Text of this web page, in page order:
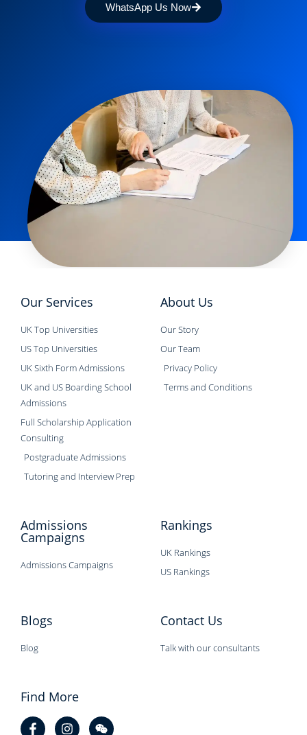
WhatsApp Us Now
Our Services
UK Top Universities
US Top Universities
UK Sixth Form Admissions
UK and US Boarding School
Admissions
Full Scholarship Application
Consulting
Postgraduate Admissions
Tutoring and Interview Prep
About Us
Our Story
Our Team
Privacy Policy
Terms and Conditions
Admissions
Campaigns
Admissions Campaigns
Rankings
UK Rankings
US Rankings
Blogs
Blog
Contact Us
Talk with our consultants
Find More